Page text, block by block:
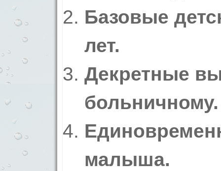
Базовые
лет.
Декретные
больничному.
малыша.